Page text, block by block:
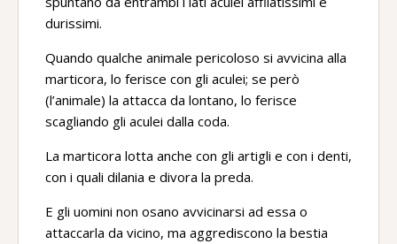
durissimi.
Quando qualche animale pericoloso si avvicina alla
marticora, lo ferisce con gli aculei; se però
(l’animale) la attacca da lontano, lo ferisce
scagliando gli aculei dalla coda.
La marticora lotta anche con gli artigli e con i denti,
con i quali dilania e divora la preda.
E gli uomini non osano avvicinarsi ad essa o
attaccarla da vicino, ma aggrediscono la bestia